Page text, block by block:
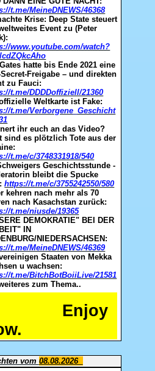
t.me/MeineDNEWS/46368
Krise: Deep State steuert
Event zu (Peter
www.youtube.com/watch?
hatte bis Ende 2021 eine
Freigabe – und direkten
zu Fauci:
t.me/DDDDoffiziell/21360
Weltkarte ist Fake:
t.me/Verborgene_Geschicht
ihr euch an das Video?
sind es plötzlich Tote aus der
t.me/c/3748331918/540
Geschichtsstunde -
bleibt die Spucke
https://t.me/c/3755242550/580
kehren nach mehr als 70
nach Kasachstan zurück:
t.me/niusde/19365
DEMOKRATIE" BEI DER
IN
NIEDERSACHSEN:
t.me/MeineDNEWS/46369
Staaten von Mekka
u wachsen:
t.me/BitchBotBoiiLive/21581
zum Thema..
Enjoy
vom 08.08.2026